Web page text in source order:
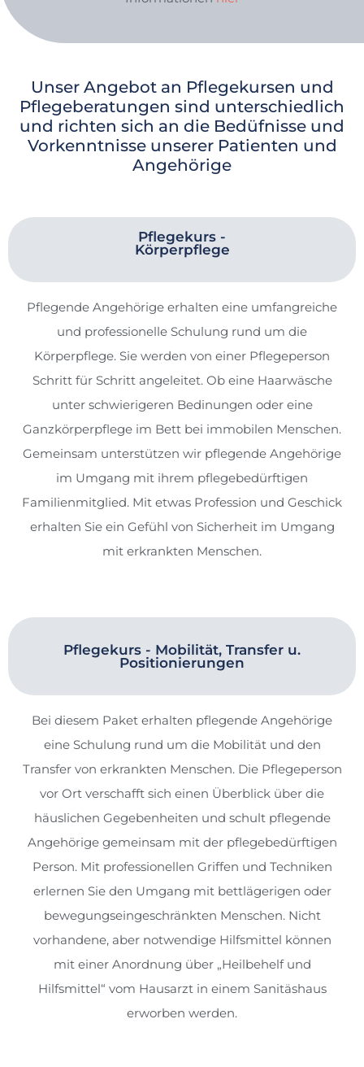
Unser Angebot an Pflegekursen und
Pflegeberatungen sind unterschiedlich
und richten sich an die Bedüfnisse und
Vorkenntnisse unserer Patienten und
Angehörige
Pflegekurs -
Körperpflege
Pflegende Angehörige erhalten eine umfangreiche
und professionelle Schulung rund um die
Körperpflege. Sie werden von einer Pflegeperson
Schritt für Schritt angeleitet. Ob eine Haarwäsche
unter schwierigeren Bedinungen oder eine
Ganzkörperpflege im Bett bei immobilen Menschen.
Gemeinsam unterstützen wir pflegende Angehörige
im Umgang mit ihrem pflegebedürftigen
Familienmitglied. Mit etwas Profession und Geschick
erhalten Sie ein Gefühl von Sicherheit im Umgang
mit erkrankten Menschen.
Pflegekurs - Mobilität, Transfer u.
Positionierungen
Bei diesem Paket erhalten pflegende Angehörige
eine Schulung rund um die Mobilität und den
Transfer von erkrankten Menschen. Die Pflegeperson
vor Ort verschafft sich einen Überblick über die
häuslichen Gegebenheiten und schult pflegende
Angehörige gemeinsam mit der pflegebedürftigen
Person. Mit professionellen Griffen und Techniken
erlernen Sie den Umgang mit bettlägerigen oder
bewegungseingeschränkten Menschen. Nicht
vorhandene, aber notwendige Hilfsmittel können
mit einer Anordnung über „Heilbehelf und
Hilfsmittel“ vom Hausarzt in einem Sanitäshaus
erworben werden.